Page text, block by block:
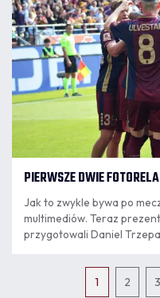
PIERWSZE DWIE
Jak to zwykle bywa po
multimediów. Teraz
przygotowali Daniel
1 2 3